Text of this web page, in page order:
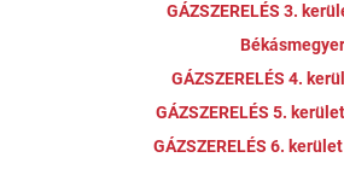
GÁZSZERELÉS 3.
Békásmegyer
GÁZSZERELÉS 4.
GÁZSZERELÉS 5.
GÁZSZERELÉS 6.